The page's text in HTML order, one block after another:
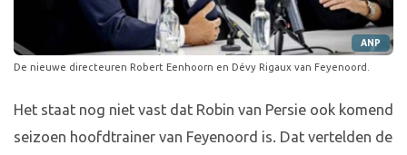
ANP
De nieuwe directeuren Robert Eenhoorn en Dévy Rigaux van Feyenoord.
Het staat nog niet vast dat Robin van Persie ook komend
seizoen hoofdtrainer van Feyenoord is. Dat vertelden de